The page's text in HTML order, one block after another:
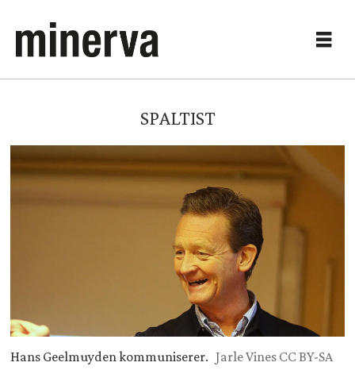
SPALTIST
Hans Geelmuyden kommuniserer. Jarle Vines CC BY-SA